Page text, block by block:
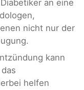
an eine
nicht nur der
kann
helfen